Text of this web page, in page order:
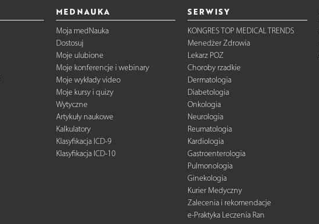
MEDNAUKA
Moja medNauka
Dostosuj
Moje ulubione
Moje konferencje i webinary
Moje wykłady video
Moje kursy i quizy
Wytyczne
Artykuły naukowe
Kalkulatory
Klasyfikacja ICD-9
Klasyfikacja ICD-10
SERWISY
KONGRES TOP MEDICAL TRENDS
Menedżer Zdrowia
Lekarz POZ
Choroby rzadkie
Dermatologia
Diabetologia
Onkologia
Neurologia
Reumatologia
Kardiologia
Gastroenterologia
Pulmonologia
Ginekologia
Kurier Medyczny
Zalecenia i rekomendacje
e-Praktyka Leczenia Ran